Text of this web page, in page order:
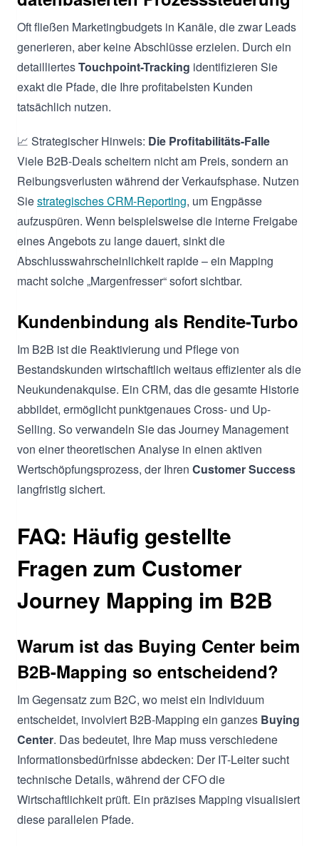
Oft fließen Marketingbudgets in Kanäle, die zwar Leads
generieren, aber keine Abschlüsse erzielen. Durch ein
detailliertesTouchpoint-Tracking identifizieren Sie
exakt die Pfade, die Ihre profitabelsten Kunden
tatsächlich nutzen.
📈 Strategischer Hinweis: Die Profitabilitäts-Falle
Viele B2B-Deals scheitern nicht am Preis, sondern an
Reibungsverlusten während der Verkaufsphase. Nutzen
Siestrategisches CRM-Reporting, um Engpässe
aufzuspüren. Wenn beispielsweise die interne Freigabe
eines Angebots zu lange dauert, sinkt die
Abschlusswahrscheinlichkeit rapide – ein Mapping
macht solche „Margenfresser“ sofort sichtbar.
Kundenbindung als Rendite-Turbo
Im B2B ist die Reaktivierung und Pflege von
Bestandskunden wirtschaftlich weitaus effizienter als die
Neukundenakquise. Ein CRM, das die gesamte Historie
abbildet, ermöglicht punktgenaues Cross- und Up-
Selling. So verwandeln Sie das Journey Management
von einer theoretischen Analyse in einen aktiven
Wertschöpfungsprozess, der Ihren Customer Success
langfristig sichert.
FAQ: Häufig gestellte
Fragen zum Customer
Journey Mapping im B2B
Warum ist das Buying Center beim
B2B-Mapping so entscheidend?
Im Gegensatz zum B2C, wo meist ein Individuum
entscheidet, involviert B2B-Mapping ein ganzes Buying
Center. Das bedeutet, Ihre Map muss verschiedene
Informationsbedürfnisse abdecken: Der IT-Leiter sucht
technische Details, während der CFO die
Wirtschaftlichkeit prüft. Ein präzises Mapping visualisiert
diese parallelen Pfade.